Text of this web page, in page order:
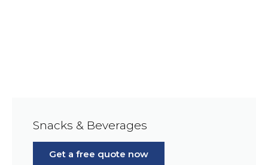
Snacks & Beverages
Get a free quote now